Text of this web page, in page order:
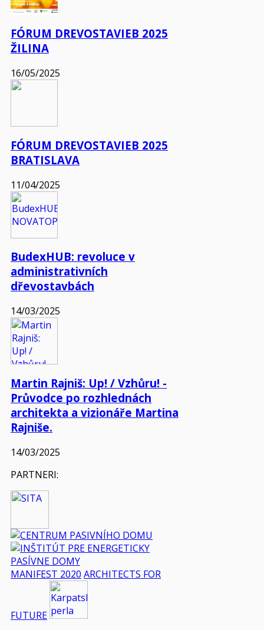
FÓRUM DREVOSTAVIEB 2025
ŽILINA
16/05/2025
FÓRUM DREVOSTAVIEB 2025
BRATISLAVA
11/04/2025
BudexHUB: revoluce v
administrativních
dřevostavbách
14/03/2025
Martin Rajniš: Up! / Vzhůru! -
Průvodce po rozhlednách
architekta a vizionáře Martina
Rajniše.
14/03/2025
PARTNERI:
MANIFEST 2020 ARCHITECTS FOR
FUTURE